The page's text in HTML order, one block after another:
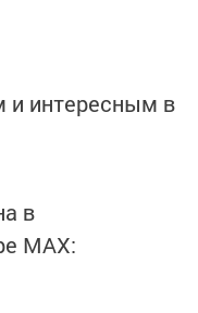
интересным в
в
MАХ: